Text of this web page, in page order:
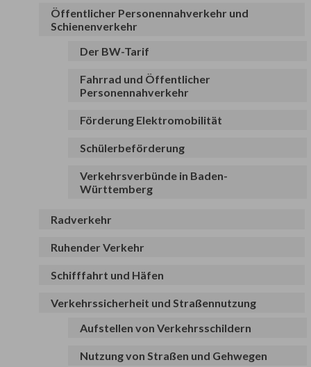
Öffentlicher Personennahverkehr und
Schienenverkehr
Der BW-Tarif
Fahrrad und Öffentlicher
Personennahverkehr
Förderung Elektromobilität
Schülerbeförderung
Verkehrsverbünde in Baden-
Württemberg
Radverkehr
Ruhender Verkehr
Schifffahrt und Häfen
Verkehrssicherheit und Straßennutzung
Aufstellen von Verkehrsschildern
Nutzung von Straßen und Gehwegen